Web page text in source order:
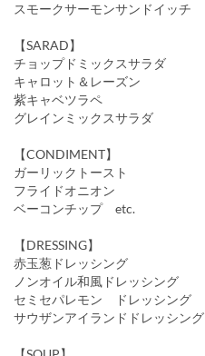
スモークサーモンサンドイッチ
【SARAD】
チョップドミックスサラダ
キャロット＆レーズン
紫キャベツラペ
グレインミックスサラダ
【CONDIMENT】
ガーリックトースト
フライドオニオン
ベーコンチップ etc.
【DRESSING】
赤玉葱ドレッシング
ノンオイル和風ドレッシング
セミセパレモン ドレッシング
サウザンアイランドドレッシング